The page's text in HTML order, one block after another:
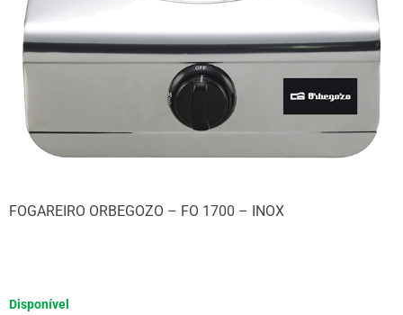
FOGAREIRO ORBEGOZO – FO 1700 – INOX
Disponível